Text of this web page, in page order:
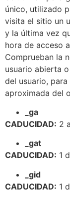
único, utilizado
visita el sitio un
y la última vez
hora de acceso
Comprueban la
usuario abierta
del usuario,
aproximada del
_ga
CADUCIDAD: 2
_gat
CADUCIDAD: 1
_gid
CADUCIDAD: 1